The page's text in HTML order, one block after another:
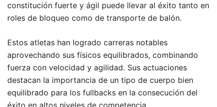
constitución fuerte y ágil puede llevar al éxito tanto en
roles de bloqueo como de transporte de balón.
Estos atletas han logrado carreras notables
aprovechando sus físicos equilibrados, combinando
fuerza con velocidad y agilidad. Sus actuaciones
destacan la importancia de un tipo de cuerpo bien
equilibrado para los fullbacks en la consecución del